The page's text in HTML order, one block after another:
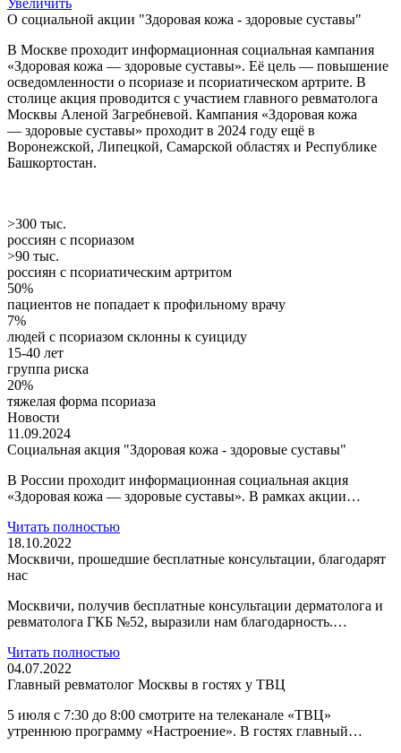
Увеличить
О социальной акции "Здоровая кожа - здоровые суставы"
В Москве проходит информационная социальная кампания
«Здоровая кожа — здоровые суставы». Её цель — повышение
осведомленности о псориазе и псориатическом артрите. В
столице акция проводится с участием главного ревматолога
Москвы Аленой Загребневой. Кампания «Здоровая кожа
— здоровые суставы» проходит в 2024 году ещё в
Воронежской, Липецкой, Самарской областях и Республике
Башкортостан.
>300 тыс.
россиян с псориазом
>90 тыс.
россиян с псориатическим артритом
50%
пациентов не попадает к профильному врачу
7%
людей с псориазом склонны к суициду
15-40 лет
группа риска
20%
тяжелая форма псориаза
Новости
11.09.2024
Социальная акция "Здоровая кожа - здоровые суставы"
В России проходит информационная социальная акция
«Здоровая кожа — здоровые суставы». В рамках акции…
Читать полностью
18.10.2022
Москвичи, прошедшие бесплатные консультации, благодарят
нас
Москвичи, получив бесплатные консультации дерматолога и
ревматолога ГКБ №52, выразили нам благодарность.…
Читать полностью
04.07.2022
Главный ревматолог Москвы в гостях у ТВЦ
5 июля с 7:30 до 8:00 смотрите на телеканале «ТВЦ»
утреннюю программу «Настроение». В гостях главный…